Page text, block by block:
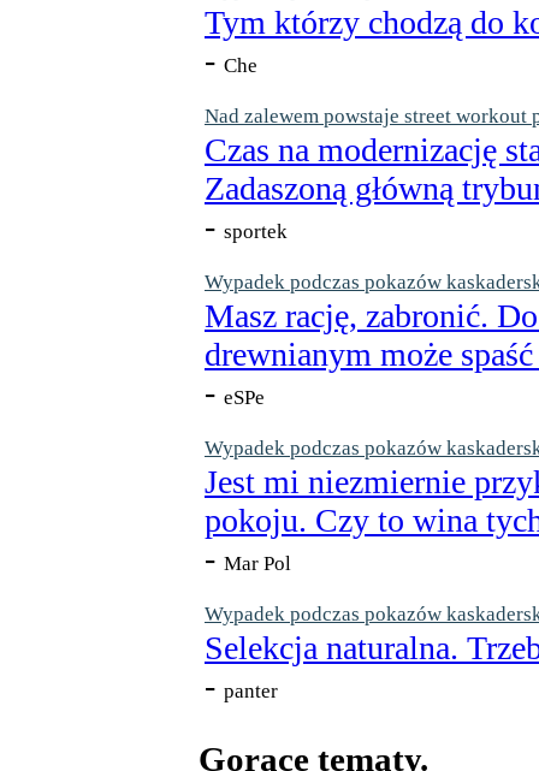
Tym którzy chodzą do
- Che
Nad zalewem powstaje street workout
Czas na modernizację
Zadaszoną główną
- sportek
Wypadek podczas pokazów
Masz rację, zabronić.
drewnianym może
- eSPe
Wypadek podczas pokazów
Jest mi niezmiernie
pokoju. Czy to wina
- Mar Pol
Wypadek podczas pokazów
Selekcja naturalna.
- panter
Gorące tematy.